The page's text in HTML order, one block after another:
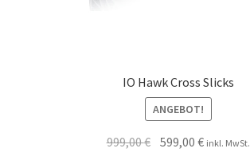
IO Hawk Cross Slicks
ANGEBOT!
999,00€ 599,00€ inkl. MwSt.